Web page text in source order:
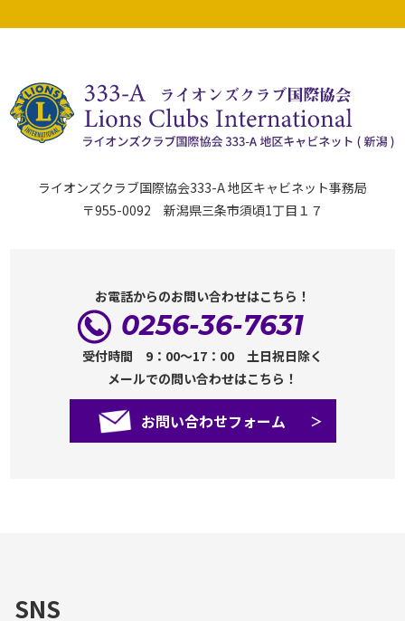
ライオンズクラブ国際協会333-A 地区キャビネット事務局
〒955-0092 新潟県三条市須頃1丁目１７
お電話からのお問い合わせはこちら！
0256-36-7631
受付時間 9：00～17：00 土日祝日除く
メールでの問い合わせはこちら！
お問い合わせフォーム
SNS